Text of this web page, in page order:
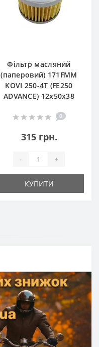
Фільтр масляний
(паперовий) 171FMM
KOVI 250-4T (FE250
ADVANCE) 12х50х38
0
315 грн.
- +
КУПИТИ